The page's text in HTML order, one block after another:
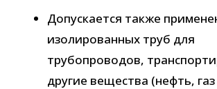
Допускается также
изолированных труб для
трубопроводов,
другие вещества (нефть, газ